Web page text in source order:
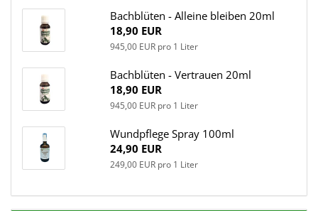
Bachblüten - Alleine bleiben 20ml
18,90 EUR
945,00 EUR pro 1 Liter
Bachblüten - Vertrauen 20ml
18,90 EUR
945,00 EUR pro 1 Liter
Wundpflege Spray 100ml
24,90 EUR
249,00 EUR pro 1 Liter